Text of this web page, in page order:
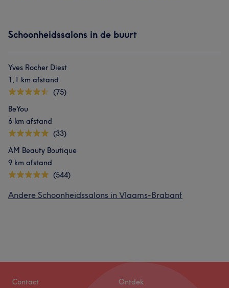
Schoonheidssalons in de buurt
Yves Rocher Diest
1,1 km afstand
(75)
BeYou
6 km afstand
(33)
AM Beauty Boutique
9 km afstand
(544)
Andere Schoonheidssalons in Vlaams-Brabant
Contact Ontdek